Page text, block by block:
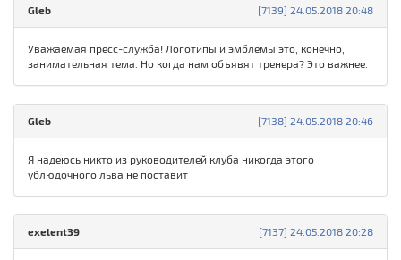
[7139] 24.05.2018 20:48
Gleb
Уважаемая пресс-служба! Логотипы и эмблемы это, конечно,
занимательная тема. Но когда нам объявят тренера? Это важнее.
[7138] 24.05.2018 20:46
Gleb
Я надеюсь никто из руководителей клуба никогда этого
ублюдочного льва не поставит
[7137] 24.05.2018 20:28
exelent39